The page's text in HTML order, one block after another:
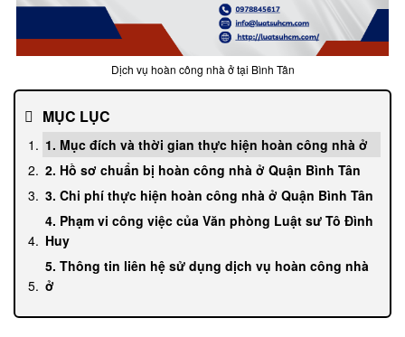
Dịch vụ hoàn công nhà ở tại Bình Tân
MỤC LỤC
1. Mục đích và thời gian thực hiện hoàn công nhà ở
2. Hồ sơ chuẩn bị hoàn công nhà ở Quận Bình Tân
3. Chi phí thực hiện hoàn công nhà ở Quận Bình Tân
4. Phạm vi công việc của Văn phòng Luật sư Tô Đình
Huy
5. Thông tin liên hệ sử dụng dịch vụ hoàn công nhà
ở